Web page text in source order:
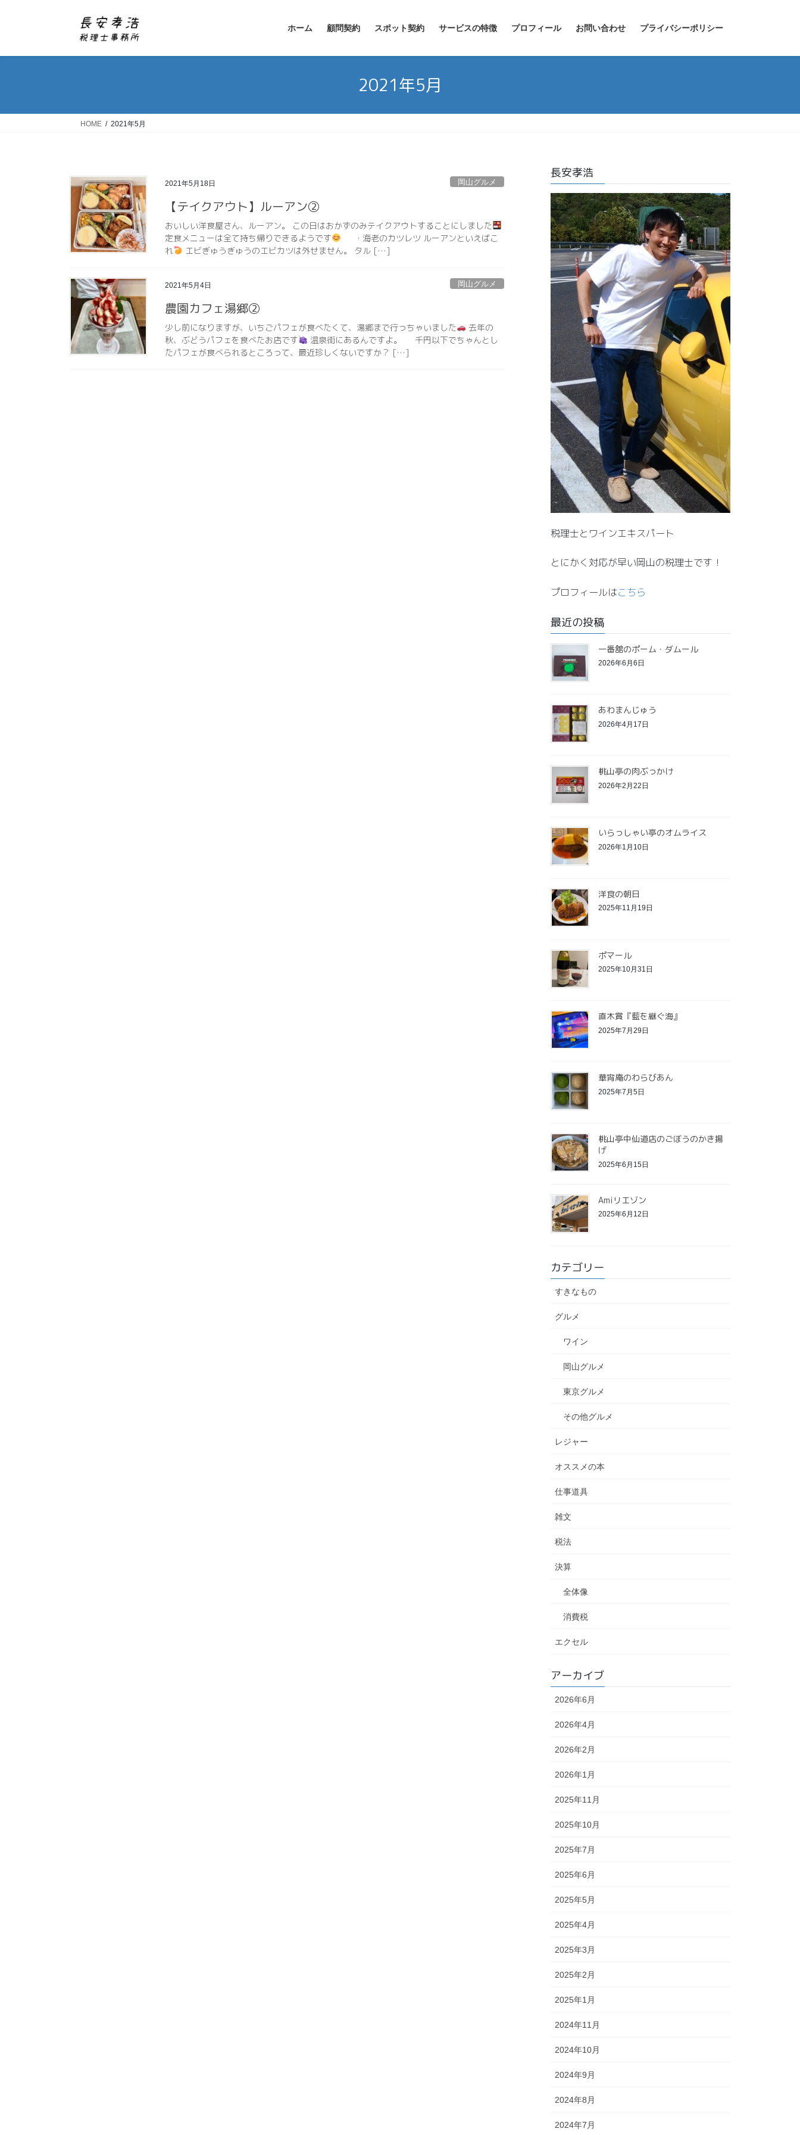
ホーム 顧問契約 スポット契約 サービスの特徴 プロフィール お問い合わせ プライバシーポリシー
2021年5月
HOME 2021年5月
2021年5月18日 岡山グルメ
【テイクアウト】ルーアン②
おいしい洋食屋さん、ルーアン。 この日はおかずのみテイクアウトすることにしました
定食メニューは全て持ち帰りできるようです
・海老のカツレツ ルーアンといえばこ
れ
エビぎゅうぎゅうのエビカツは外せません。 タル […]
2021年5月4日 岡山グルメ
農園カフェ湯郷②
少し前になりますが、いちごパフェが食べたくて、湯郷まで行っちゃいました
去年の
秋、ぶどうパフェを食べたお店です
温泉街にあるんですよ。 千円以下でちゃんとし
たパフェが食べられるところって、最近珍しくないですか？ […]
長安孝浩
税理士とワインエキスパート
とにかく対応が早い岡山の税理士です！
プロフィールはこちら
最近の投稿
一番舘のポーム・ダムール
2026年6月6日
あわまんじゅう
2026年4月17日
桃山亭の肉ぶっかけ
2026年2月22日
いらっしゃい亭のオムライス
2026年1月10日
洋食の朝日
2025年11月19日
ポマール
2025年10月31日
直木賞『藍を継ぐ海』
2025年7月29日
華宵庵のわらびあん
2025年7月5日
桃山亭中仙道店のごぼうのかき揚
げ
2025年6月15日
Amiリエゾン
2025年6月12日
カテゴリー
すきなもの
グルメ
ワイン
岡山グルメ
東京グルメ
その他グルメ
レジャー
オススメの本
仕事道具
雑文
税法
決算
全体像
消費税
エクセル
アーカイブ
2026年6月
2026年4月
2026年2月
2026年1月
2025年11月
2025年10月
2025年7月
2025年6月
2025年5月
2025年4月
2025年3月
2025年2月
2025年1月
2024年11月
2024年10月
2024年9月
2024年8月
2024年7月